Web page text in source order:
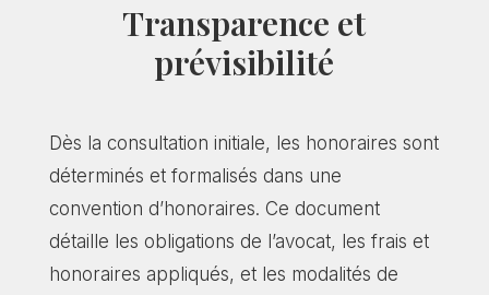
Transparence et
prévisibilité
Dès la consultation initiale, les honoraires sont
déterminés et formalisés dans une
convention d’honoraires. Ce document
détaille les obligations de l’avocat, les frais et
honoraires appliqués, et les modalités de